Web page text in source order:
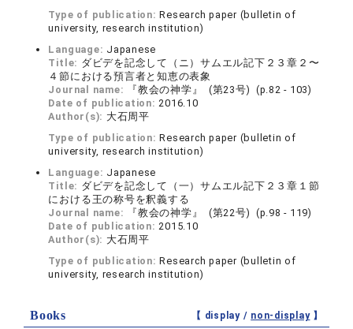
Type of publication:Research paper (bulletin of
university, research institution)
Language: Japanese
Title: ダビデを記念して（ニ）サムエル記下２３章２〜
４節における預言者と知恵の表象
Journal name:
『教会の神学』 (第23号) (p.82 - 103)
Date of publication:2016.10
Author(s): 大石周平
Type of publication:Research paper (bulletin of
university, research institution)
Language: Japanese
Title: ダビデを記念して（一）サムエル記下２３章１節
における王の称号を釈義する
Journal name:
『教会の神学』 (第22号) (p.98 - 119)
Date of publication:2015.10
Author(s): 大石周平
Type of publication:Research paper (bulletin of
university, research institution)
Books 【 display / non-display】